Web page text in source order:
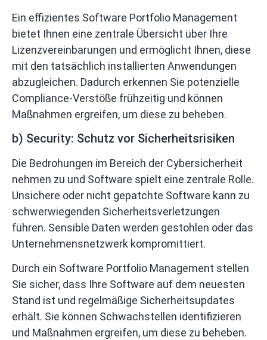
Ein effizientes Software Portfolio Management
bietet Ihnen eine zentrale Übersicht über Ihre
Lizenzvereinbarungen und ermöglicht Ihnen, diese
mit den tatsächlich installierten Anwendungen
abzugleichen. Dadurch erkennen Sie potenzielle
Compliance-Verstöße frühzeitig und können
Maßnahmen ergreifen, um diese zu beheben.
b) Security: Schutz vor Sicherheitsrisiken
Die Bedrohungen im Bereich der Cybersicherheit
nehmen zu und Software spielt eine zentrale Rolle.
Unsichere oder nicht gepatchte Software kann zu
schwerwiegenden Sicherheitsverletzungen
führen. Sensible Daten werden gestohlen oder das
Unternehmensnetzwerk kompromittiert.
Durch ein Software Portfolio Management stellen
Sie sicher, dass Ihre Software auf dem neuesten
Stand ist und regelmäßige Sicherheitsupdates
erhält. Sie können Schwachstellen identifizieren
und Maßnahmen ergreifen, um diese zu beheben.